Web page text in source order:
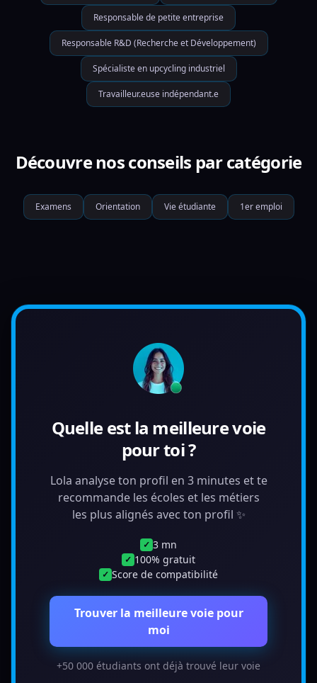
Responsable de petite entreprise
Responsable R&D (Recherche et Développement)
Spécialiste en upcycling industriel
Travailleur.euse indépendant.e
Découvre nos conseils par catégorie
Examens Orientation Vie étudiante 1er emploi
Quelle est la meilleure voie
pour toi ?
Lola analyse ton profil en 3 minutes et te
recommande les écoles et les métiers
les plus alignés avec ton profil ✨
✓ 3 mn
✓ 100% gratuit
✓ Score de compatibilité
Trouver la meilleure voie pour
moi
+50 000 étudiants ont déjà trouvé leur voie